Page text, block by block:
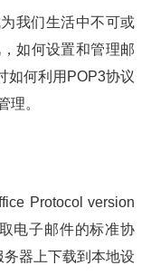
我们生活中不可或
如何设置和管理邮
如何利用POP3协议
理。
Protocol version
电子邮件的标准协
器上下载到本地设